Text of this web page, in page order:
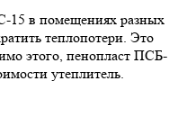
15 в помещениях разных
теплопотери. Это
этого, пенопласт ПСБ-
утеплитель.